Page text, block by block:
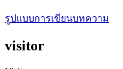
รูปแบบการเขียนบทความ
visitor